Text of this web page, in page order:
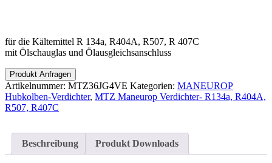
für die Kältemittel R 134a, R404A, R507, R 407C
mit Ölschauglas und Ölausgleichsanschluss
Produkt Anfragen
Artikelnummer: MTZ36JG4VE Kategorien: MANEUROP
Hubkolben-Verdichter, MTZ Maneurop Verdichter- R134a, R404A,
R507, R407C
Beschreibung Produkt Downloads